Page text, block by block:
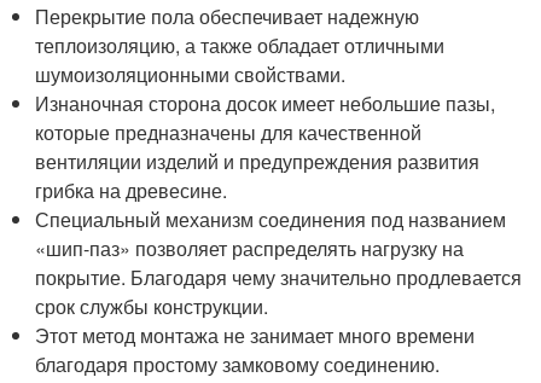
Перекрытие пола обеспечивает надежную
теплоизоляцию, а также обладает отличными
шумоизоляционными свойствами.
Изнаночная сторона досок имеет небольшие пазы,
которые предназначены для качественной
вентиляции изделий и предупреждения развития
грибка на древесине.
Специальный механизм соединения под названием
«шип-паз» позволяет распределять нагрузку на
покрытие. Благодаря чему значительно продлевается
срок службы конструкции.
Этот метод монтажа не занимает много времени
благодаря простому замковому соединению.